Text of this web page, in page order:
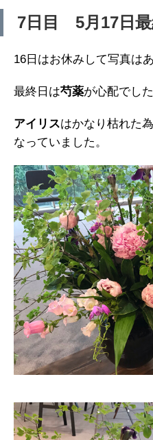
7日目 5月17日最
16日はお休みして写真は
最終日は芍薬が心配でし
アイリスはかなり枯れた
なっていました。